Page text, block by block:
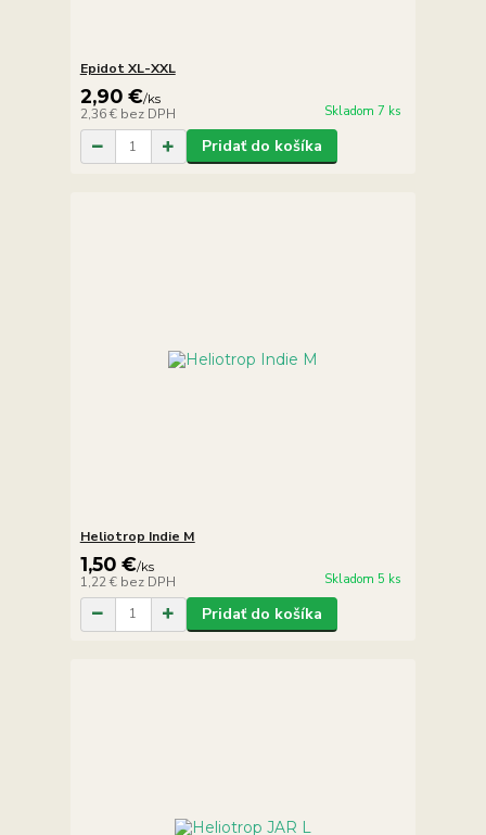
Epidot XL-XXL
2,90 €/ks
2,36 € bez DPH Skladom 7 ks
Pridať do košíka
Heliotrop Indie M
1,50 €/ks
1,22 € bez DPH Skladom 5 ks
Pridať do košíka